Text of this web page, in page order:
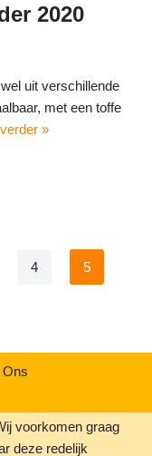
2020
uit verschillende
met een toffe
»
4 5
voorkomen graag
deze redelijk